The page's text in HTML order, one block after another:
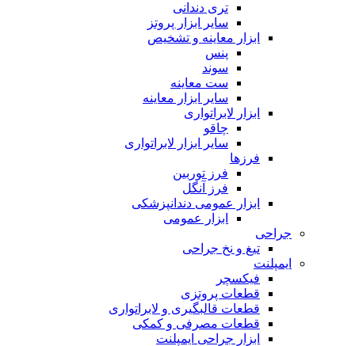
تری دندانی
سایر ابزار پروتز
ابزار معاینه و تشخیص
پنس
سوند
ست معاینه
سایر ابزار معاینه
ابزار لابراتواری
چاقو
سایر ابزار لابراتواری
فرزها
فرز توربین
فرز آنگل
ابزار عمومی دندانپزشکی
ابزار عمومی
جراحی
تیغ و نخ جراحی
ایمپلنت
فیکسچر
قطعات پروتزی
قطعات قالبگیری و لابراتواری
قطعات مصرفی و کمکی
ابزار جراحی ایمپلنت